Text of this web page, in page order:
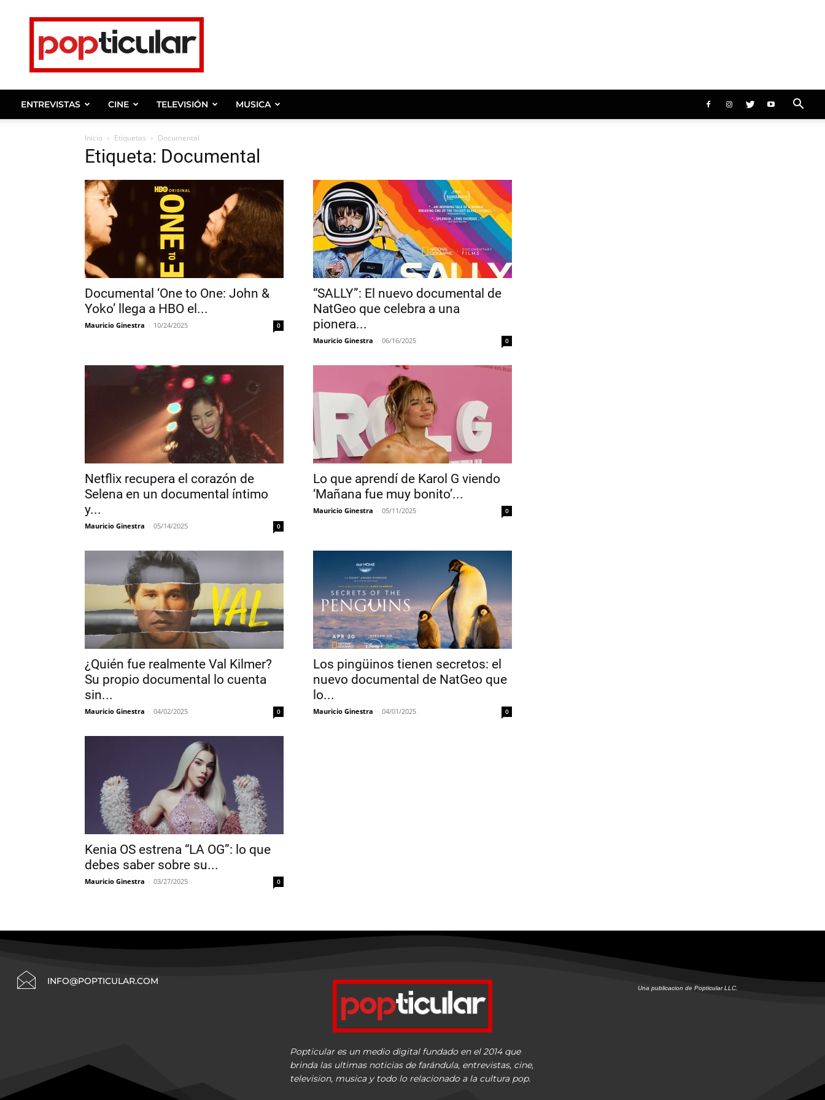
Noticias
de
y
celebridades.
ENTREVISTAS CINE TELEVISIÓN MUSICA
Inicio Etiquetas Documental
Etiqueta: Documental
Documental ‘One to One: John &
Yoko’ llega a HBO el...
Mauricio Ginestra - 10/24/2025 0
“SALLY”: El nuevo documental de
NatGeo que celebra a una
pionera...
Mauricio Ginestra - 06/16/2025 0
Netflix recupera el corazón de
Selena en un documental íntimo
y...
Mauricio Ginestra - 05/14/2025 0
Lo que aprendí de Karol G viendo
‘Mañana fue muy bonito’...
Mauricio Ginestra - 05/11/2025 0
¿Quién fue realmente Val Kilmer?
Su propio documental lo cuenta
sin...
Mauricio Ginestra - 04/02/2025 0
Los pingüinos tienen secretos: el
nuevo documental de NatGeo que
lo...
Mauricio Ginestra - 04/01/2025 0
Kenia OS estrena “LA OG”: lo que
debes saber sobre su...
Mauricio Ginestra - 03/27/2025 0
INFO@POPTICULAR.COM
Popticular es un medio digital fundado en el 2014 que
brinda las ultimas noticias de farándula, entrevistas, cine,
television, musica y todo lo relacionado a la cultura pop.
Una publicacion de Popticular LLC.